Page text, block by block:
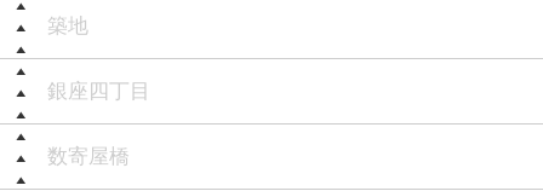
築地
銀座四丁目
数寄屋橋